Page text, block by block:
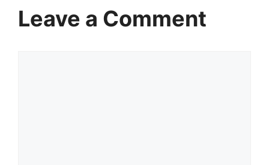
Leave a Comment